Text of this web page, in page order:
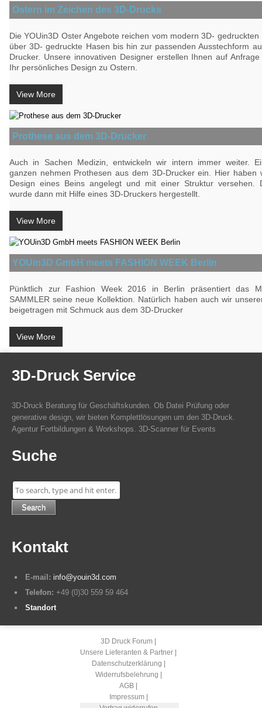
Ostern im Zeichen des 3D-Drucks
Die YOUin3D Oster Angebote reichen vom modern 3D- gedruckten
über 3D- gedruckte Hasen bis hin zur passenden Ausstechform
Drucker. Unsere innovativen Designer erstellen Ihnen auf
Ihr persönliches Design zu Ostern.
View More
Prothese aus dem 3D-Drucker
Auch in Sachen Medizin, entwickeln wir intern immer weiter.
ganzen nehmen Prothesen aus dem 3D-Drucker ein. Hier haben
Design eines Beins angelegt und mit einer Struktur versehen.
wurde dann mit Hilfe eines 3D-Druckers hergestellt.
View More
YOUin3D GmbH meets FASHION WEEK Berlin
Pünktlich zur Fashion Week 2016 in Berlin präsentiert das
SAMMLER seine neue Kollektion. Natürlich haben auch wir
beigetragen mit Schmuck aus dem 3D-Drucker
View More
3D-Druck Service
3D-Druck Beratung für Geschäftskunden. Ob Datei Prüfung oder
generative design, wir bieten Komplettlösungen um den 3D-Druck.
Agentur Fortbildungen & Workshops. 3D-Scanner für Events
Suche
Search
Kontakt
E-mail: info@youin3d.com
Telefon: +49 (0)30 559 59 464
Standort
3D Druck Forum
Unsere Lieferanten & Partner
Datenschutzerklärung
Widerrufsbelehrung
AGB
Impressum